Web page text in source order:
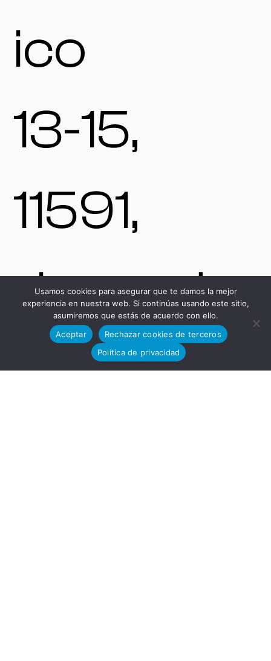
ico
13-15,
11591,
Jerez de
la
Usamos cookies para asegurar que te damos la mejor
experiencia en nuestra web. Si continúas usando este sitio,
asumiremos que estás de acuerdo con ello.
Aceptar
Rechazar cookies de terceros
Política de privacidad